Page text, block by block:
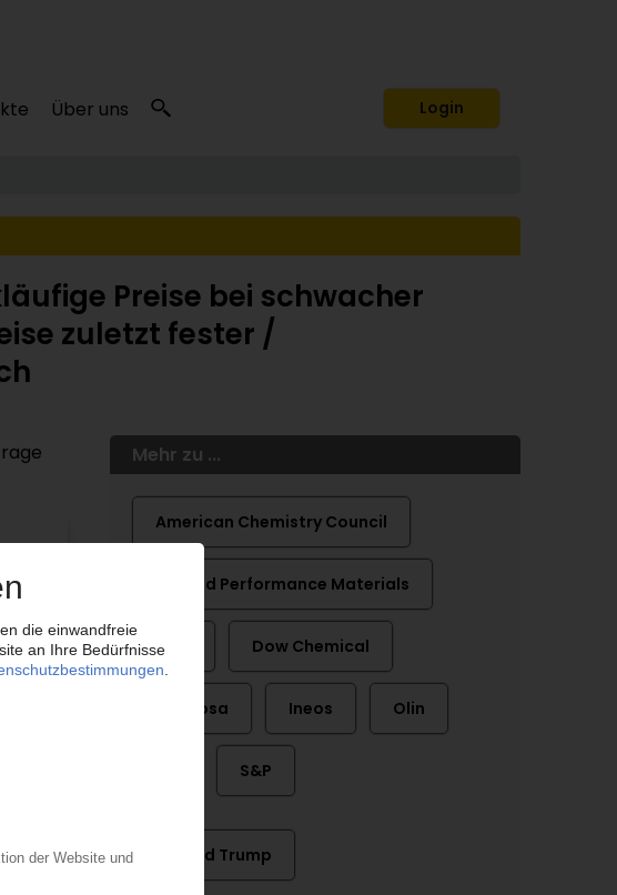
Über uns Login
Preise bei schwacher
zuletzt fester /
Mehr zu ...
American Chemistry Council
Ascend Performance Materials
Dow Dow Chemical
Formosa Ineos Olin
S&P
Donald Trump